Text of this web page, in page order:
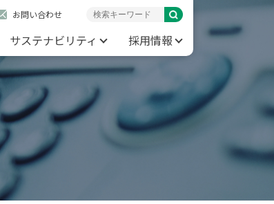
お問い合わせ
サステナビリティ 採用情報